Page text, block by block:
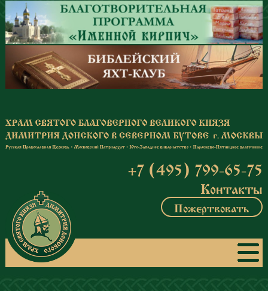
Перейти к основному содержанию
+7 (495) 799-65-75
Контакты
Пожертвовать